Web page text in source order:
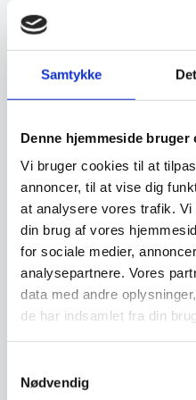
Samtykke
Denne hjemmeside bruger
Vi bruger cookies til at
annoncer, til at vise dig
at analysere vores trafik.
din brug af vores
for sociale medier,
analysepartnere. Vores
data med andre
de har indsamlet fra din
Nødvendig
af købet kun får en del
retur, afhængig af
For at modtage hele
gøre det samme, som
Har en vare været brugt,
din tilbagebetaling. Sørg
beskyttelses folien på
at du ikke vil gøre brug
Tilbagebetaling af købs
køb, får du naturligvis
os, tilbage. I tilfælde af
hæfter for, fratrækkes
benytter din
betalinger modtaget fra
følge af dit eget valg af en